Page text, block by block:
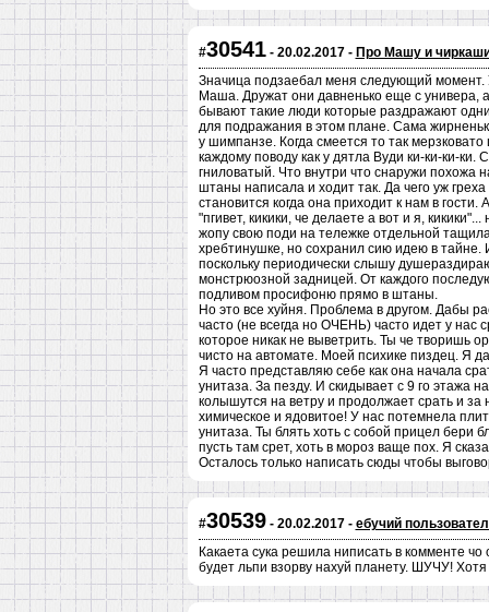
#30541- 20.02.2017 - Про Машу и
Значица подзаебал меня следующий момент.
Маша. Дружат они давненько еще с универа,
бывают такие люди которые раздражают
для подражания в этом плане. Сама
у шимпанзе. Когда смеется то так
каждому поводу как у дятла Вуди ки-ки-ки-
гниловатый. Что внутри что снаружи похожа
штаны написала и ходит так. Да чего уж
становится когда она приходит к нам в
"пгивет, кикики, че делаете а вот и я,
жопу свою поди на тележке отдельной
хребтинушке, но сохранил сию идею в тайне.
поскольку периодически слышу
монстрюозной задницей. От каждого
подливом просифоню прямо в штаны.
Но это все хуйня. Проблема в другом. Дабы
часто (не всегда но ОЧЕНЬ) часто идет у нас
которое никак не выветрить. Ты че творишь
чисто на автомате. Моей психике пиздец. Я
Я часто представляю себе как она начала
унитаза. За пезду. И скидывает с 9 го этажа
колышутся на ветру и продолжает срать и за
химическое и ядовитое! У нас потемнела
унитаза. Ты блять хоть с собой прицел бери
пусть там срет, хоть в мороз ваще пох. Я
Осталось только написать сюды чтобы
#30539- 20.02.2017 - ебучий
Какаета сука решила ниписать в комменте
будет льпи взорву нахуй планету. ШУЧУ!